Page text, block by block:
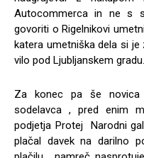
Autocommerca in ne s
govoriti o Rigelnikovi
katera umetniška dela si
vilo pod Ljubljanskem gradu.
Za konec pa še
sodelavca , pred enim
podjetja Protej Narodni
plačal davek na darilno